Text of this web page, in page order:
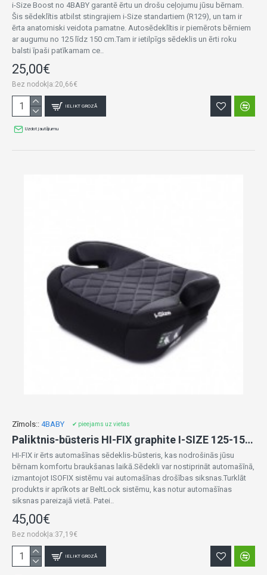
i-Size Boost no 4BABY garantē ērtu un drošu ceļojumu jūsu bērnam.
Šis sēdeklītis atbilst stingrajiem i-Size standartiem (R129), un tam ir
ērta anatomiski veidota pamatne. Autosēdeklītis ir piemērots bērniem
ar augumu no 125 līdz 150 cm.Tam ir ietilpīgs sēdeklis un ērti roku
balsti īpaši patīkamam ce..
25,00€
Bez nodokļa:20,66€
IELIKT GROZĀ
Uzdot jautājumu
Zīmols:: 4BABY ✔ pieejams uz vietas
Paliktnis-būsteris HI-FIX graphite I-SIZE 125-150 cm
HI-FIX ir ērts automašīnas sēdeklis-būsteris, kas nodrošinās jūsu
bērnam komfortu braukšanas laikā.Sēdekli var nostiprināt automašīnā,
izmantojot ISOFIX sistēmu vai automašīnas drošības siksnas.Turklāt
produkts ir aprīkots ar BeltLock sistēmu, kas notur automašīnas
siksnas pareizajā vietā. Patei..
45,00€
Bez nodokļa:37,19€
IELIKT GROZĀ